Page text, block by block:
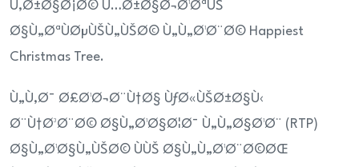
Ù‚Ø±Ø§Ø¡Ø© Ù…Ø±Ø§Ø¬Ø¹ØªÙŠ
Ø§Ù„ØªÙØµÙŠÙ„ÙŠØ© Ù„Ù„Ø¹Ø¨Ø© Happiest
Christmas Tree.
Ù„Ù‚Ø¯ Ø£Ø¹Ø¬Ø¨Ù†Ø§ ÙƒØ«ÙŠØ±Ø§Ù‹
Ø¨Ù†Ø³Ø¨Ø© Ø§Ù„Ø¹Ø§Ø¦Ø¯ Ù„Ù„Ø§Ø¹Ø¨ (RTP)
Ø§Ù„Ø¹Ø§Ù„ÙŠØ© ÙÙŠ Ø§Ù„Ù„Ø¹Ø¨Ø©ØŒ